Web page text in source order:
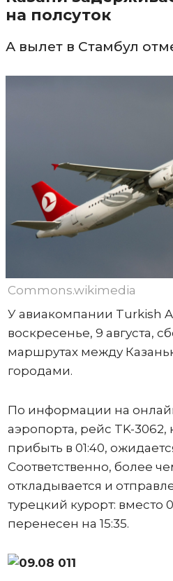
на полсуток
А вылет в Стамбул
Commons.wikimedia
У авиакомпании Turkish
воскресенье, 9 августа,
маршрутах между
городами.
По информации на
аэропорта, рейс TK-
прибыть в 01:40,
Соответственно, более
откладывается и
турецкий курорт: вместо
перенесен на 15:35.